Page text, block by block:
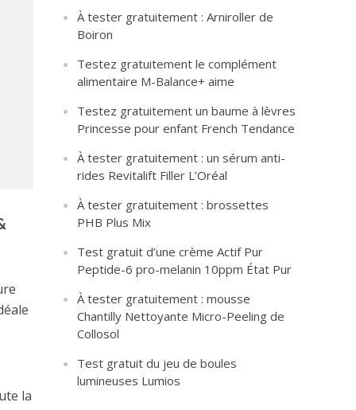
la
À tester gratuitement : Arniroller de
Boiron
Testez gratuitement le complément
alimentaire M-Balance+ aime
Testez gratuitement un baume à lèvres
Princesse pour enfant French Tendance
À tester gratuitement : un sérum anti-
rides Revitalift Filler L’Oréal
À tester gratuitement : brossettes
PHB Plus Mix
Test gratuit d’une crème Actif Pur
Peptide-6 pro-melanin 10ppm État Pur
À tester gratuitement : mousse
Chantilly Nettoyante Micro-Peeling de
Collosol
Test gratuit du jeu de boules
lumineuses Lumios